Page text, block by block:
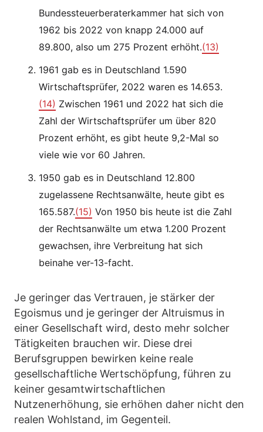
Bundessteuerberaterkammer hat sich von
1962 bis 2022 von knapp 24.000 auf
89.800, also um 275 Prozent erhöht.(13)
1961 gab es in Deutschland 1.590
Wirtschaftsprüfer, 2022 waren es 14.653.
(14) Zwischen 1961 und 2022 hat sich die
Zahl der Wirtschaftsprüfer um über 820
Prozent erhöht, es gibt heute 9,2-Mal so
viele wie vor 60 Jahren.
1950 gab es in Deutschland 12.800
zugelassene Rechtsanwälte, heute gibt es
165.587.(15) Von 1950 bis heute ist die Zahl
der Rechtsanwälte um etwa 1.200 Prozent
gewachsen, ihre Verbreitung hat sich
beinahe ver-13-facht.
Je geringer das Vertrauen, je stärker der
Egoismus und je geringer der Altruismus in
einer Gesellschaft wird, desto mehr solcher
Tätigkeiten brauchen wir. Diese drei
Berufsgruppen bewirken keine reale
gesellschaftliche Wertschöpfung, führen zu
keiner gesamtwirtschaftlichen
Nutzenerhöhung, sie erhöhen daher nicht den
realen Wohlstand, im Gegenteil.